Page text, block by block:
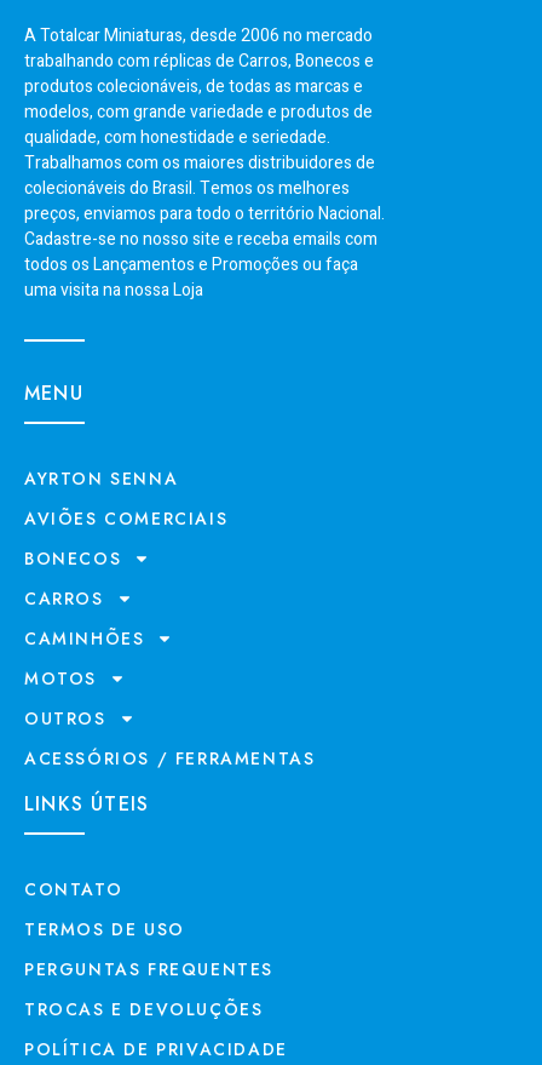
A Totalcar Miniaturas, desde 2006 no mercado
trabalhando com réplicas de Carros, Bonecos e
produtos colecionáveis, de todas as marcas e
modelos, com grande variedade e produtos de
qualidade, com honestidade e seriedade.
Trabalhamos com os maiores distribuidores de
colecionáveis do Brasil. Temos os melhores
preços, enviamos para todo o território Nacional.
Cadastre-se no nosso site e receba emails com
todos os Lançamentos e Promoções ou faça
uma visita na nossa Loja
MENU
AYRTON SENNA
AVIÕES COMERCIAIS
BONECOS
CARROS
CAMINHÕES
MOTOS
OUTROS
ACESSÓRIOS / FERRAMENTAS
LINKS ÚTEIS
CONTATO
TERMOS DE USO
PERGUNTAS FREQUENTES
TROCAS E DEVOLUÇÕES
POLÍTICA DE PRIVACIDADE